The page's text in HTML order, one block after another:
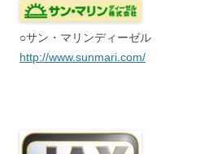
○サン・マリンディーゼル
http://www.sunmari.com/